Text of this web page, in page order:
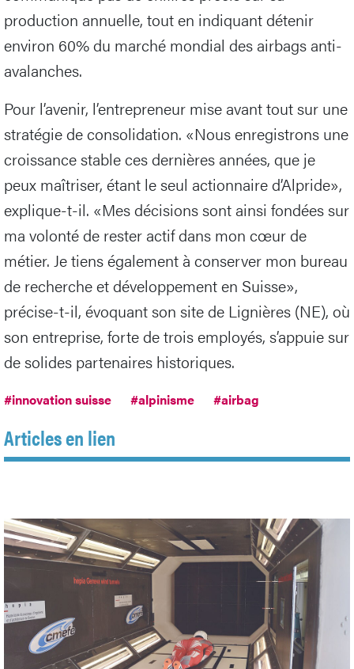
production annuelle, tout en indiquant détenir
environ 60% du marché mondial des airbags anti-
avalanches.
Pour l’avenir, l’entrepreneur mise avant tout sur une
stratégie de consolidation. «Nous enregistrons une
croissance stable ces dernières années, que je
peux maîtriser, étant le seul actionnaire d’Alpride»,
explique-t-il. «Mes décisions sont ainsi fondées sur
ma volonté de rester actif dans mon cœur de
métier. Je tiens également à conserver mon bureau
de recherche et développement en Suisse»,
précise-t-il, évoquant son site de Lignières (NE), où
son entreprise, forte de trois employés, s’appuie sur
de solides partenaires historiques.
#innovation suisse #alpinisme #airbag
Articles en lien